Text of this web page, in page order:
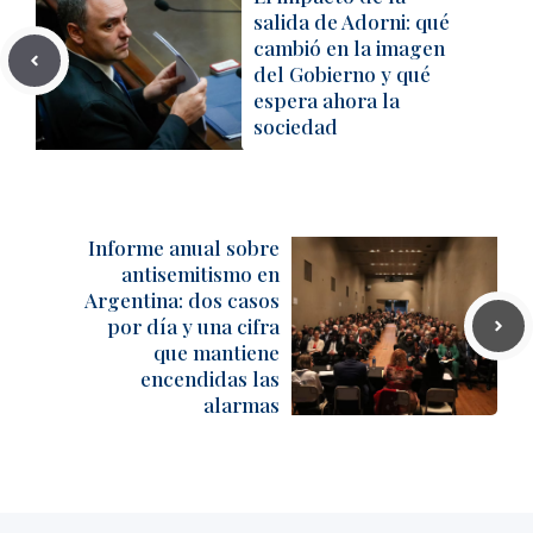
salida de Adorni: qué
cambió en la imagen
del Gobierno y qué
espera ahora la
sociedad
Informe anual sobre
antisemitismo en
Argentina: dos casos
por día y una cifra
que mantiene
encendidas las
alarmas